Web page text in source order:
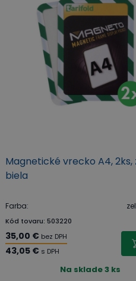
Magnetické vrecko A4, 2ks,
biela
Farba:
Kód tovaru: 503220
35,00 € bez DPH
43,05 € s DPH
Na sklade3 ks